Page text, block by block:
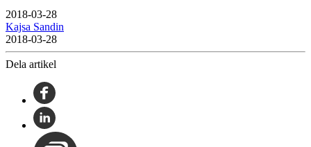
2018-03-28
Kajsa Sandin
2018-03-28
Dela artikel